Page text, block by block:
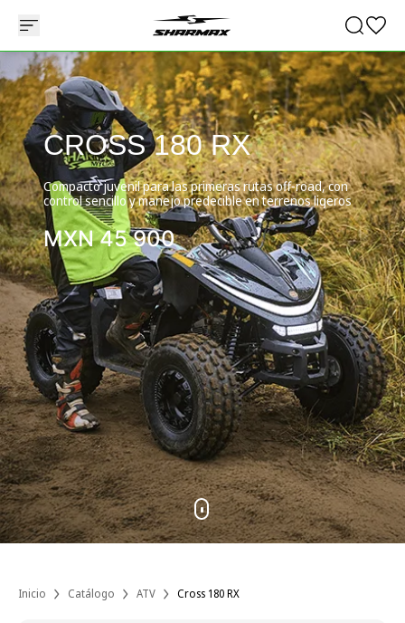
CROSS 180 RX
Compacto juvenil para las primeras rutas off-road, con
control sencillo y manejo predecible en terrenos ligeros
MXN45 900
Inicio Catálogo ATV Cross 180 RX